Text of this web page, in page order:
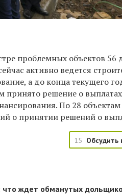
проблемных объектов 56
активно ведется
а до конца текущего
принято решение о выплатах
По 28
о принятии решений о
15 Обсудить
что ждет обманутых